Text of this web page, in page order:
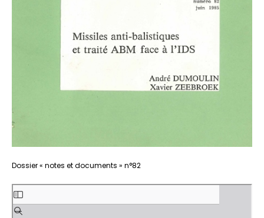
Dossier « notes et documents » n°82
PDF